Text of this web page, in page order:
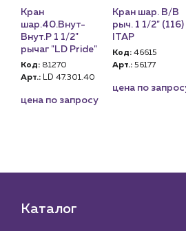
Кран
шар.40.Внут-
Внут.Р 1 1/2"
рычаг "LD Pride"
Код: 81270
Арт.: LD 47.301.40
цена по запросу
Кран шар. В/В
рыч. 1 1/2" (116)
ITAP
Код: 46615
Арт.: 56177
цена по
Каталог